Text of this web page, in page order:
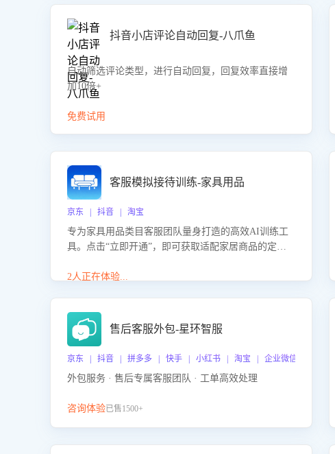
抖音小店评论自动回复-八爪鱼
自动筛选评论类型，进行自动回复，回复效率直接增
加10倍+
免费试用
客服模拟接待训练-家具用品
京东 | 抖音 | 淘宝
专为家具用品类目客服团队量身打造的高效AI训练工
具。点击“立即开通”，即可获取适配家居商品的定制
客服在家具用品功能、尺寸参数咨询等高频场景下的
2人正在体验...
售后客服外包-星环智服
京东 | 抖音 | 拼多多 | 快手 | 小红书 | 淘宝 | 企业微信
外包服务 · 售后专属客服团队 · 工单高效处理
咨询体验已售1500+